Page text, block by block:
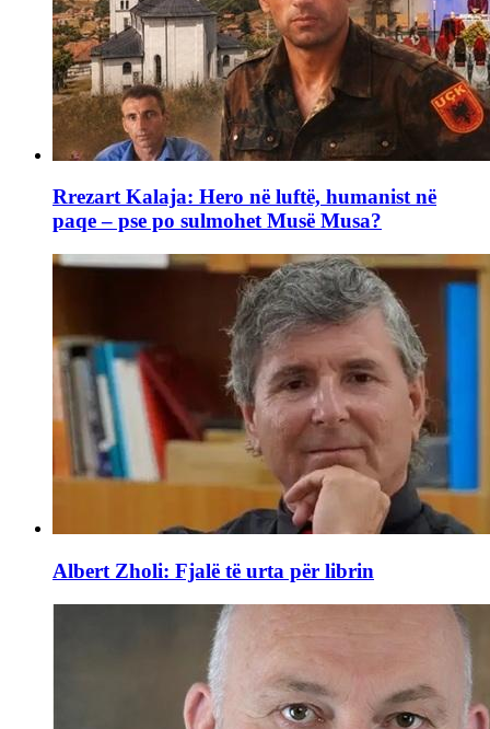
Rrezart Kalaja: Hero në luftë, humanist në
paqe – pse po sulmohet Musë Musa?
Albert Zholi: Fjalë të urta për librin